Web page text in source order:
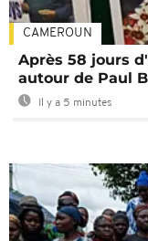
CAMEROUN
Après 58 jours
autour de Paul
Il y a 5 minutes